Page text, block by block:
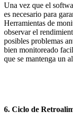
Una vez que el
es necesario para
Herramientas de
observar el
posibles problemas
bien monitoreado
que se mantenga un
6. Ciclo de